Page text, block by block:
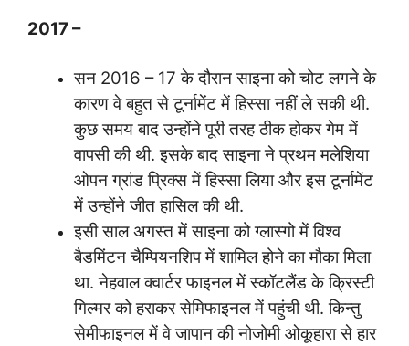
2017 –
सन 2016 – 17 के दौरान साइना को चोट लगने के
कारण वे बहुत से टूर्नामेंट में हिस्सा नहीं ले सकी थी.
कुछ समय बाद उन्होंने पूरी तरह ठीक होकर गेम में
वापसी की थी. इसके बाद साइना ने प्रथम मलेशिया
ओपन ग्रांड प्रिक्स में हिस्सा लिया और इस टूर्नामेंट
में उन्होंने जीत हासिल की थी.
इसी साल अगस्त में साइना को ग्लास्गो में विश्व
बैडमिंटन चैम्पियनशिप में शामिल होने का मौका मिला
था. नेहवाल क्वार्टर फाइनल में स्कॉटलैंड के क्रिस्टी
गिल्मर को हराकर सेमिफाइनल में पहुंची थी. किन्तु
सेमीफाइनल में वे जापान की नोजोमी ओकूहारा से हार